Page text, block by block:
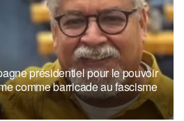
présidentiel pour le pouvoir
comme barricade au fascisme